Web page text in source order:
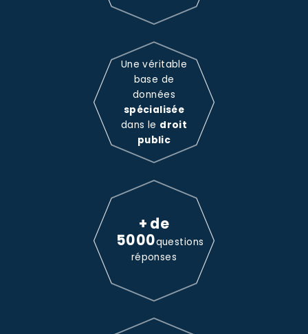
Une véritable
base de
données
spécialisée
dans le droit
public
+ de
5000questions
réponses